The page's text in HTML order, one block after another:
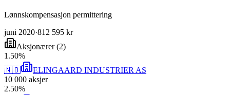
Lønnskompensasjon permittering
juni 2020·812 595 kr
Aksjonærer(2)
1 .50%
🇳🇴
ELINGAARD INDUSTRIER AS
10 000 aksjer
2.50%